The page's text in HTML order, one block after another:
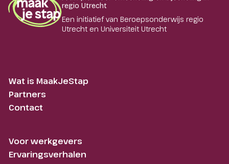
regio Utrecht
Een initiatief van Beroepsonderwijs regio
Utrecht en Universiteit Utrecht
Wat is MaakJeStap
Partners
Contact
Voor werkgevers
Ervaringsverhalen